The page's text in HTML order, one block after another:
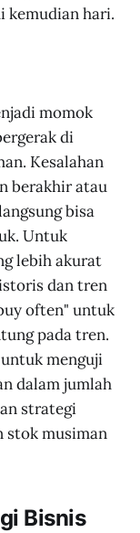
kemudian hari.
momok
di
Kesalahan
berakhir atau
bisa
Untuk
lebih akurat
dan tren
often" untuk
pada tren.
menguji
dalam jumlah
strategi
stok musiman
Bisnis